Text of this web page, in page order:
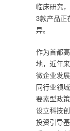
临床研究
3款产品正
异。
作为首都
地，近年
微企业发
同行业领
要素型政
设立科技
投资引导